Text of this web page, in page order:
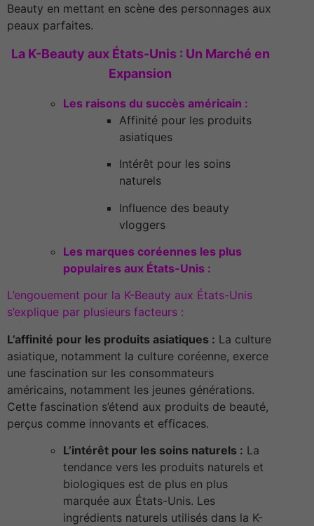
Beauty en mettant en scène des personnages aux
peaux parfaites.
La K-Beauty aux États-Unis : Un Marché en
Expansion
Les raisons du succès américain :
Affinité pour les produits
asiatiques
Intérêt pour les soins
naturels
Influence des beauty
vloggers
Les marques coréennes les plus
populaires aux États-Unis :
L’engouement pour la K-Beauty aux États-Unis
s’explique par plusieurs facteurs :
L’affinité pour les produits asiatiques : La culture
asiatique, notamment la culture coréenne, exerce
une fascination sur les consommateurs
américains, notamment les jeunes générations.
Cette fascination s’étend aux produits de beauté,
perçus comme innovants et efficaces.
L’intérêt pour les soins naturels : La
tendance vers les produits naturels et
biologiques est de plus en plus
marquée aux États-Unis. Les
ingrédients naturels utilisés dans la K-